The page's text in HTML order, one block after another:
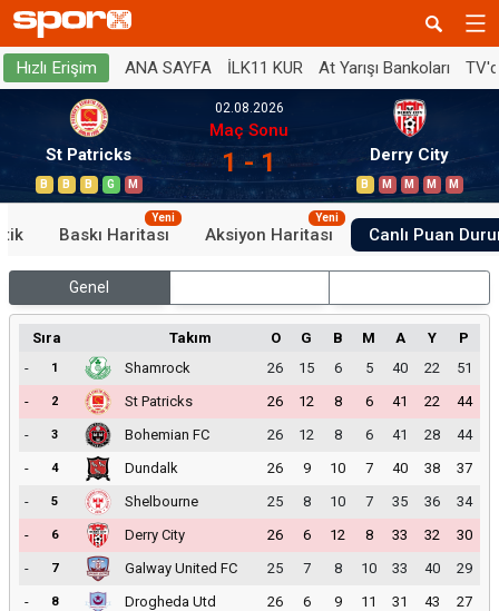
Hızlı Erişim ANA SAYFA İLK11 KUR At Yarışı Bankoları
St Patricks
B B B G M
02.08.2026
Maç Sonu
1 - 1 Derry City
B M M M M
Baskı Haritası
Yeni
Aksiyon Haritası
Yeni
Canlı Puan
Genel
Sıra Takım O G B M A Y
P
-
1 Shamrock 26 15 6 5 40 22
51
-
2 St Patricks 26 12 8 6 41 22
44
-
3 Bohemian FC 26 12 8 6 41 28
44
-
4 Dundalk 26 9 10 7 40 38
37
-
5 Shelbourne 25 8 10 7 35 36
34
-
6 Derry City 26 6 12 8 33 32
30
-
7 Galway United FC 25 7 8 10 33 40
29
-
8 Drogheda Utd 26 6 9 11 31 43
27